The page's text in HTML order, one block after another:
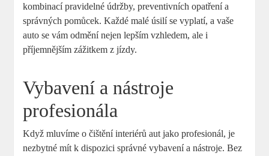
kombinací pravidelné údržby, preventivních opatření a
správných pomůcek. Každé malé úsilí se vyplatí, a vaše
auto se vám odmění nejen lepším vzhledem, ale i
příjemnějším zážitkem z jízdy.
Vybavení a nástroje
profesionála
Když mluvíme o čištění interiérů aut jako profesionál, je
nezbytné mít k dispozici správné vybavení a nástroje. Bez